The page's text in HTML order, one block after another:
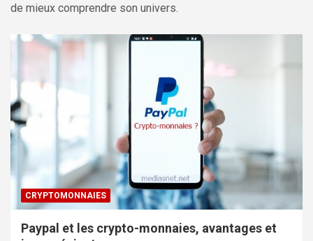
de mieux comprendre son univers.
CRYPTOMONNAIES
Paypal et les crypto-monnaies, avantages et